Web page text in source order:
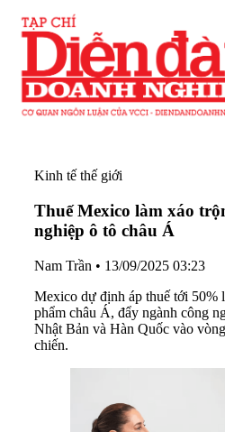
Kinh tế thế giới
Thuế Mexico làm xáo
nghiệp ô tô châu Á
Nam Trần • 13/09/2025 03:23
Mexico dự định áp thuế tới 50%
phẩm châu Á, đẩy ngành công
Nhật Bản và Hàn Quốc vào
chiến.